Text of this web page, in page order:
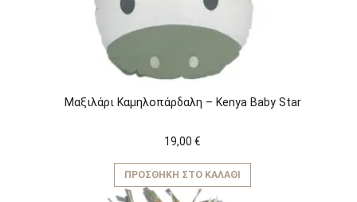
Μαξιλάρι Καμηλοπάρδαλη – Kenya Baby Star
19,00 €
ΠΡΟΣΘΉΚΗ ΣΤΟ ΚΑΛΆΘΙ